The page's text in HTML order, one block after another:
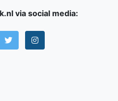
via social media: